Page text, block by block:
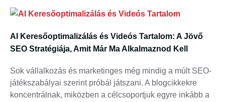
AI Keresőoptimalizálás és Videós Tartalom: A Jövő
SEO Stratégiája, Amit Már Ma Alkalmaznod Kell
Sok vállalkozás és marketinges még mindig a múlt SEO-
játékszabályai szerint próbál játszani. A blogcikkekre
koncentrálnak, miközben a célcsoportjuk egyre inkább a